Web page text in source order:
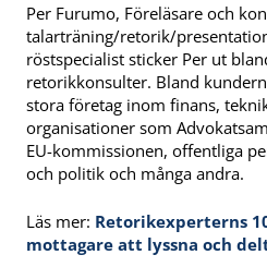
Per Furumo, Föreläsare och
talarträning/retorik/
röstspecialist sticker Per ut
retorikkonsulter. Bland
stora företag inom finans,
organisationer som
EU-kommissionen, offentliga
och politik och många andra.
Läs mer: Retorikexperterns
mottagare att lyssna och